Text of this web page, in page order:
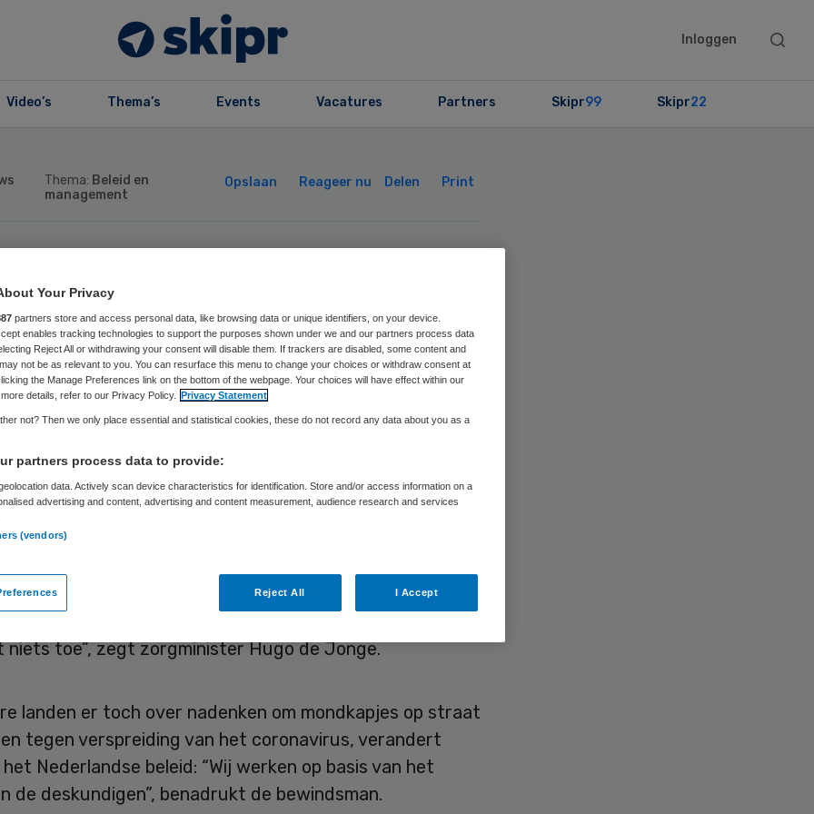
Inloggen
Search
Video’s Thema’s Events Vacatures Partners Skipr99 Skipr22
Thema: Beleid en
management
Opslaan Reageer nu Delen Print
De Jonge:
op straat
gebruik van mondkapjes die niet aan strenge
niets toe”, zegt zorgminister Hugo de Jonge.
landen er toch over nadenken om mondkapjes op straat
tegen verspreiding van het coronavirus, verandert
Nederlandse beleid: “Wij werken op basis van het
de deskundigen”, benadrukt de bewindsman.
Your Privacy
partners store and access personal data, like browsing data or unique identifiers, on your device.
enables tracking technologies to support the purposes shown under we and our partners process data
Reject All or withdrawing your consent will disable them. If trackers are disabled, some content and
not be as relevant to you. You can resurface this menu to change your choices or withdraw consent at
the Manage Preferences link on the bottom of the webpage. Your choices will have effect within our
details, refer to our Privacy Policy. Privacy Statement
not? Then we only place essential and statistical cookies, these do not record any data about you as a
partners process data to provide:
data. Actively scan device characteristics for identification. Store and/or access information on a
advertising and content, advertising and content measurement, audience research and services
(vendors)
Reject All I Accept